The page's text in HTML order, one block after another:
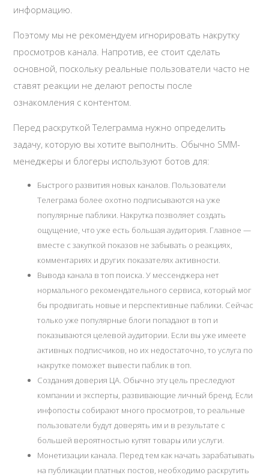
информацию.
Поэтому мы не рекомендуем игнорировать накрутку
просмотров канала. Напротив, ее стоит сделать
основной, поскольку реальные пользователи часто не
ставят реакции не делают репосты после
ознакомления с контентом.
Перед раскруткой Телеграмма нужно определить
задачу, которую вы хотите выполнить. Обычно SMM-
менеджеры и блогеры используют ботов для:
Быстрого развития новых каналов. Пользователи
Телеграма более охотно подписываются на уже
популярные паблики. Накрутка позволяет создать
ощущение, что уже есть большая аудитория. Главное —
вместе с закупкой показов не забывать о реакциях,
комментариях и других показателях активности.
Вывода канала в топ поиска. У мессенджера нет
нормального рекомендательного сервиса, который мог
бы продвигать новые и перспективные паблики. Сейчас
только уже популярные блоги попадают в топ и
показываются целевой аудитории. Если вы уже имеете
активных подписчиков, но их недостаточно, то услуга по
накрутке поможет вывести паблик в топ.
Создания доверия ЦА. Обычно эту цель преследуют
компании и эксперты, развивающие личный бренд. Если
инфопосты собирают много просмотров, то реальные
пользователи будут доверять им и в результате с
большей вероятностью купят товары или услуги.
Монетизации канала. Перед тем как начать зарабатывать
на публикации платных постов, необходимо раскрутить